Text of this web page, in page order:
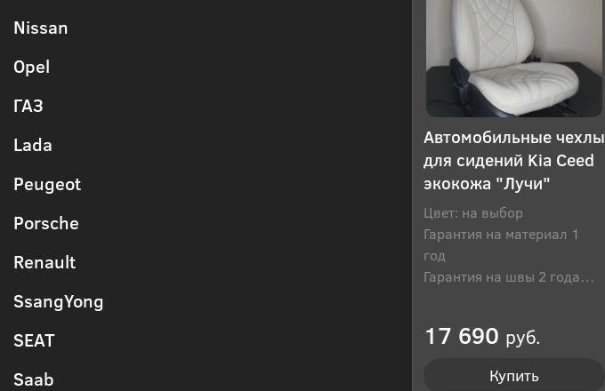
Nissan
Opel
ГАЗ
Lada
Peugeot
Porsche
Renault
SsangYong
SEAT
Saab
Автомобильные чехлы
для сидений Kia Ceed
экокожа "Лучи"
Цвет: на выбор
Гарантия на материал 1
год
Гарантия на швы 2 года
17 690 руб.
Купить